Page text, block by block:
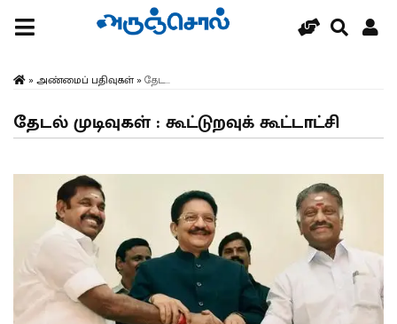
» அண்மைப் பதிவுகள்» தேட...
தேடல் முடிவுகள் : கூட்டுறவுக் கூட்டாட்சி